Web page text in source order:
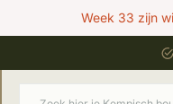
Week 33 zijn
bouwstijl